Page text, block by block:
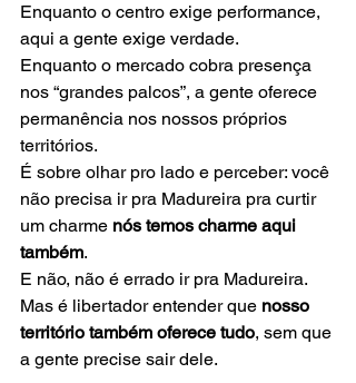
Enquanto o centro exige performance,
aqui a gente exige verdade.
Enquanto o mercado cobra presença
nos “grandes palcos”, a gente oferece
permanência nos nossos próprios
territórios.
É sobre olhar pro lado e perceber: você
não precisa ir pra Madureira pra curtir
um charme nós temos charme aqui
também.
E não, não é errado ir pra Madureira.
Mas é libertador entender que nosso
território também oferece tudo, sem que
a gente precise sair dele.